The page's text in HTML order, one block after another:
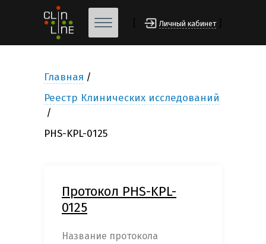
Личный кабинет
Главная
Реестр Клинических исследований
PHS-KPL-0125
Протокол PHS-KPL-
0125
Название протокола